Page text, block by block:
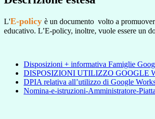
L'E-policy è un documento volto a
educativo. L’E-policy, inoltre, vuole essere un
Disposizioni + informativa Famiglie
DISPOSIZIONI UTILIZZO GOOGLE
DPIA relativa all’utilizzo di Google
Nomina-e-istruzioni-Amministratore-